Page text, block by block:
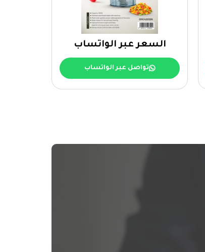
السعر عبر الواتساب
تواصل عبر الواتساب